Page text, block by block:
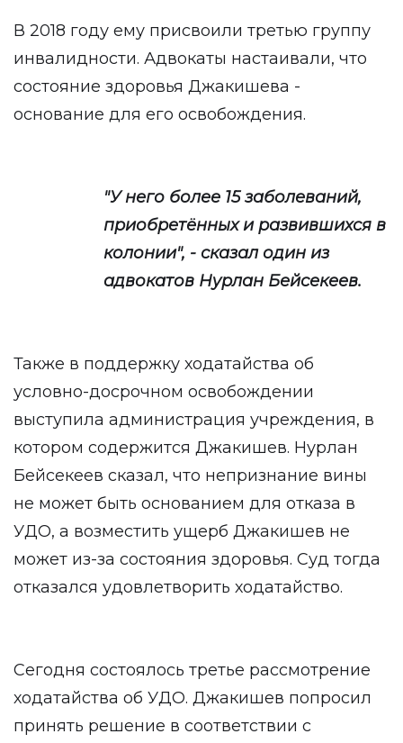
В 2018 году ему присвоили третью группу
инвалидности. Адвокаты настаивали, что
состояние здоровья Джакишева -
основание для его освобождения.
"У него более 15 заболеваний,
приобретённых и развившихся в
колонии", - сказал один из
адвокатов Нурлан Бейсекеев.
Также в поддержку ходатайства об
условно-досрочном освобождении
выступила администрация учреждения, в
котором содержится Джакишев. Нурлан
Бейсекеев сказал, что непризнание вины
не может быть основанием для отказа в
УДО, а возместить ущерб Джакишев не
может из-за состояния здоровья. Суд тогда
отказался удовлетворить ходатайство.
Сегодня состоялось третье рассмотрение
ходатайства об УДО. Джакишев попросил
принять решение в соответствии с